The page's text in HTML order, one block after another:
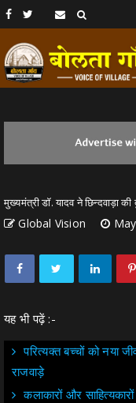
मुख्यमंत्री डॉ. यादव ने छिन्दवाड़ा
Global Vision
यह भी पढ़ें :-
परित्यक्त बच्चों को नया
राजवाड़े
कलाकारों और